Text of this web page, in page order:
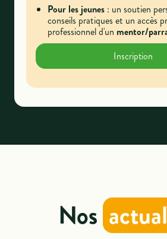
Pour les jeunes : un soutien
conseils pratiques et un accès
professionnel d'un mentor/
Inscription
Nos